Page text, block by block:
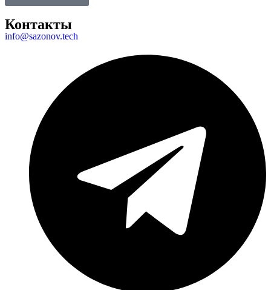
Контакты
info@sazonov.tech